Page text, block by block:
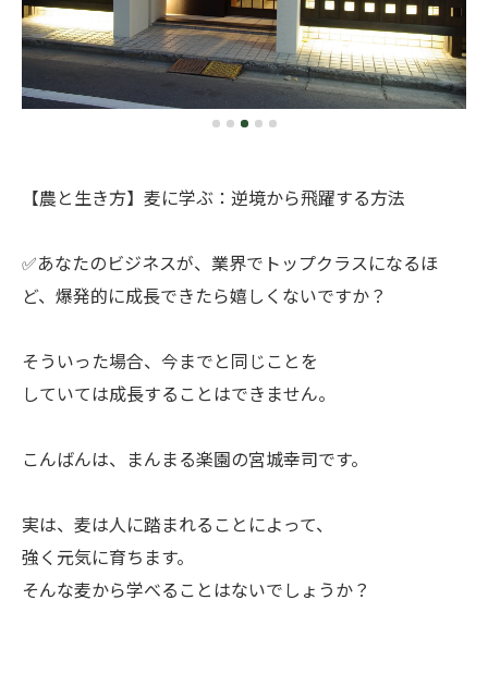
【農と生き方】麦に学ぶ：逆境から飛躍する方法
✅あなたのビジネスが、業界でトップクラスになるほ
ど、爆発的に成長できたら嬉しくないですか？
ㅤそういった場合、今までと同じことを
していては成長することはできません。
ㅤこんばんは、まんまる楽園の宮城幸司です。
ㅤ実は、麦は人に踏まれることによって、
強く元気に育ちます。
そんな麦から学べることはないでしょうか？